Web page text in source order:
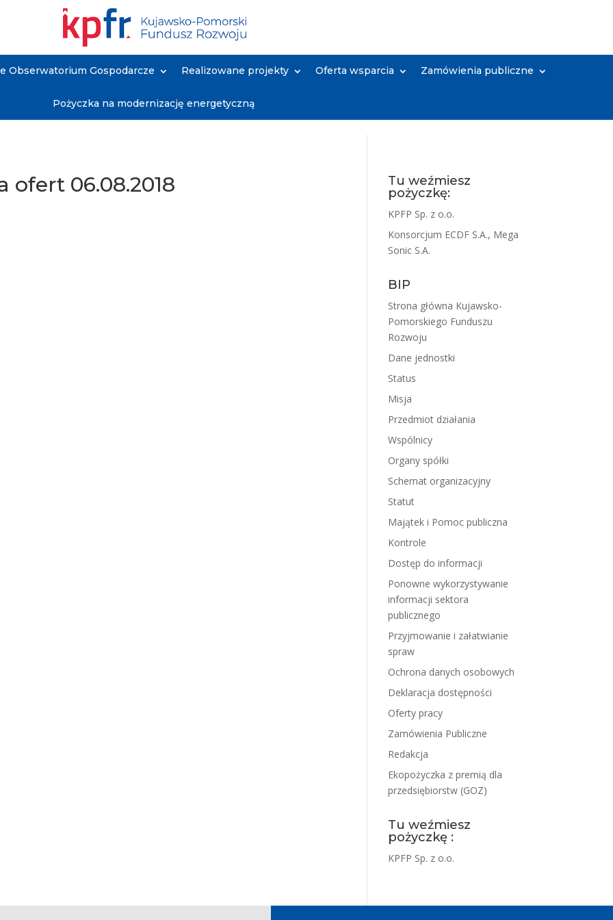
Obserwatorium Gospodarcze Realizowane projekty Oferta wsparcia Zamówienia publiczne
Pożyczka na modernizację energetyczną
ofert 06.08.2018
Tu weźmiesz
pożyczkę:
KPFP Sp. z o.o.
Konsorcjum ECDF S.A., Mega
Sonic S.A.
BIP
Strona główna Kujawsko-
Pomorskiego Funduszu
Rozwoju
Dane jednostki
Status
Misja
Przedmiot działania
Wspólnicy
Organy spółki
Schemat organizacyjny
Statut
Majątek i Pomoc publiczna
Kontrole
Dostęp do informacji
Ponowne wykorzystywanie
informacji sektora
publicznego
Przyjmowanie i załatwianie
spraw
Ochrona danych osobowych
Deklaracja dostępności
Oferty pracy
Zamówienia Publiczne
Redakcja
Ekopożyczka z premią dla
przedsiębiorstw (GOZ)
Tu weźmiesz
pożyczkę :
KPFP Sp. z o.o.